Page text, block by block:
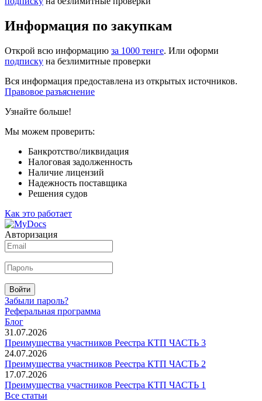
Информация по закупкам
Открой всю информацию за 1000 тенге. Или оформи
подписку на безлимитные проверки
Вся информация предоставлена из открытых источников.
Правовое разъяснение
Узнайте больше!
Мы можем проверить:
Банкротство/ликвидация
Налоговая задолженность
Наличие лицензий
Надежность поставщика
Решения судов
Как это работает
Авторизация
Войти
Забыли пароль?
Реферальная программа
Блог
31.07.2026
Преимущества участников Реестра КТП ЧАСТЬ 3
24.07.2026
Преимущества участников Реестра КТП ЧАСТЬ 2
17.07.2026
Преимущества участников Реестра КТП ЧАСТЬ 1
Все статьи